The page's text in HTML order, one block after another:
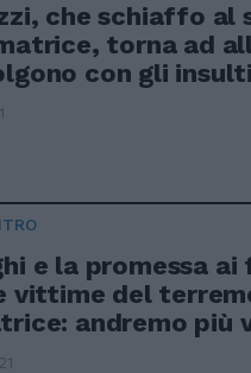
che schiaffo al
torna ad
con gli insulti
e la promessa
vittime del
andremo più